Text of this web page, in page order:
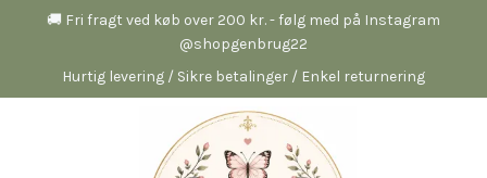
🚚 Fri fragt ved køb over 200 kr. - følg med på Instagram
@shopgenbrug22
Hurtig levering / Sikre betalinger / Enkel returnering